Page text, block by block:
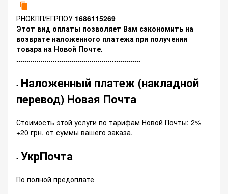
РНОКПП/ЕГРПОУ 1686115269
Этот вид оплаты позволяет Вам сэкономить на
возврате наложенного платежа при получении
товара на Новой Почте.
.............................................................
- Наложенный платеж (накладной
перевод) Новая Почта
Стоимость этой услуги по тарифам Новой Почты: 2%
+20 грн. от суммы вашего заказа.
- УкрПочта
По полной предоплате